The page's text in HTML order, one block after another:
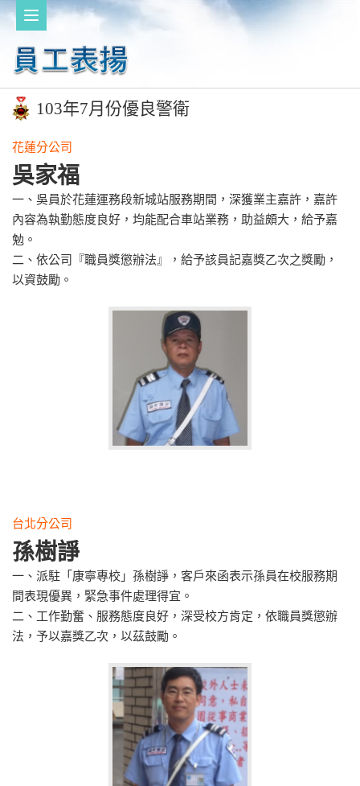
103年7月份優良警衛
花蓮分公司
吳家福
一、吳員於花蓮運務段新城站服務期間，深獲業主嘉許，嘉許
內容為執勤態度良好，均能配合車站業務，助益頗大，給予嘉
勉。
二、依公司『職員獎懲辦法』，給予該員記嘉獎乙次之獎勵，
以資鼓勵。
台北分公司
孫樹諍
一、派駐「康寧專校」孫樹諍，客戶來函表示孫員在校服務期
間表現優異，緊急事件處理得宜。
二、工作勤奮、服務態度良好，深受校方肯定，依職員獎懲辦
法，予以嘉獎乙次，以茲鼓勵。